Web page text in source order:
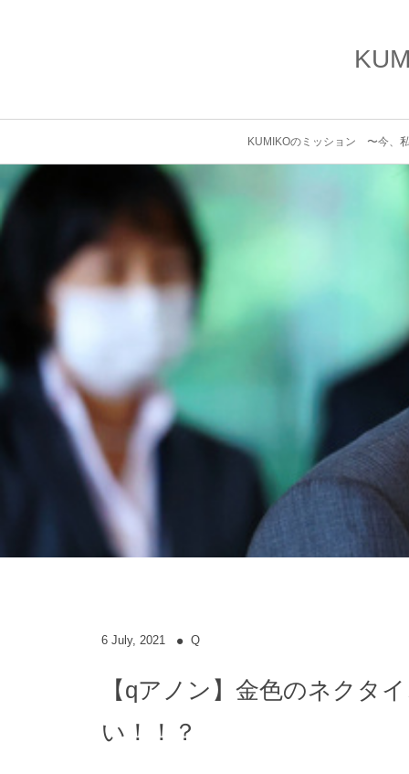
KUMIKOのミッション 〜今、
6 July, 2021 Q
【qアノン】金色のネクタ
い！！？